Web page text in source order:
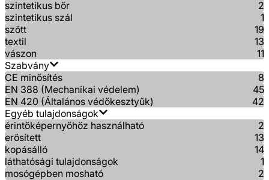
szintetikus bőr
2
szintetikus szál
1
szőtt
19
textil
13
vászon
11
Szabvány
CE minősítés
8
EN 388 (Mechanikai védelem)
45
EN 420 (Általános védőkesztyűk)
42
Egyéb tulajdonságok
érintőképernyőhöz használható
2
erősített
13
kopásálló
14
láthatósági tulajdonságok
1
mosógépben mosható
2